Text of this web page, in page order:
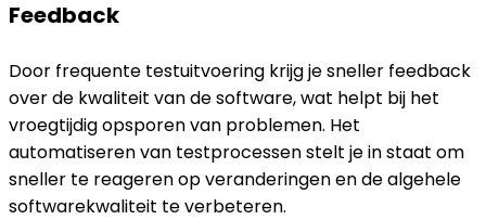
Feedback
Door frequente testuitvoering krijg je sneller feedback
over de kwaliteit van de software, wat helpt bij het
vroegtijdig opsporen van problemen. Het
automatiseren van testprocessen stelt je in staat om
sneller te reageren op veranderingen en de algehele
softwarekwaliteit te verbeteren.